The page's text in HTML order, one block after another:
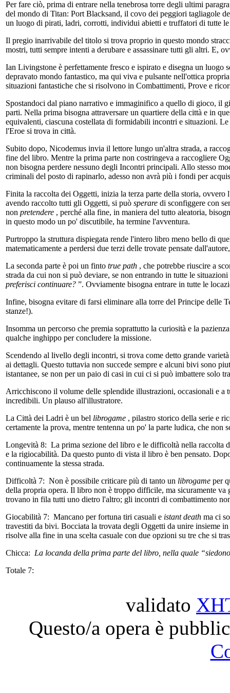
Per fare ciò, prima di entrare nella tenebrosa torre degli ultimi
del mondo di Titan: Port Blacksand, il covo dei peggiori tagliagole
un luogo di pirati, ladri, corrotti, individui abietti e truffatori di tutte
Il pregio inarrivabile del titolo si trova proprio in questo mondo
mostri, tutti sempre intenti a derubare e assassinare tutti gli altri. E,
Ian Livingstone è perfettamente fresco e ispirato e disegna un
depravato mondo fantastico, ma qui viva e pulsante nell'ottica
situazioni fantastiche che si risolvono in Combattimenti, Prove e
Spostandoci dal piano narrativo e immaginifico a quello di gioco, il
parti. Nella prima bisogna attraversare un quartiere della città e in
equivalenti, ciascuna costellata di formidabili incontri e situazioni.
l'Eroe si trova in città.
Subito dopo, Nicodemus invia il lettore lungo un'altra strada, a
fine del libro. Mentre la prima parte non costringeva a raccogliere
non bisogna perdere nessuno degli Incontri principali. Allo stesso
criminali del posto di rapinarlo, adesso non avrà più i fondi per
Finita la raccolta dei Oggetti, inizia la terza parte della storia,
avendo raccolto tutti gli Oggetti, si può sperare di sconfiggere con
non pretendere , perché alla fine, in maniera del tutto aleatoria,
in questo modo un po' discutibile, ha termine l'avventura.
Purtroppo la struttura dispiegata rende l'intero libro meno bello di
matematicamente a perdersi due terzi delle trovate pensate
La seconda parte è poi un finto true path , che potrebbe riuscire a
strada da cui non si può deviare, se non entrando in tutte le
preferisci continuare? ”. Ovviamente bisogna entrare in tutte le
Infine, bisogna evitare di farsi eliminare alla torre del Principe delle
stanze!).
Insomma un percorso che premia soprattutto la curiosità e la
qualche inghippo per concludere la missione.
Scendendo al livello degli incontri, si trova come detto grande
ai dettagli. Questo tuttavia non succede sempre e alcuni bivi sono
istantanee, se non per un paio di casi in cui ci si può imbattere solo
Arricchiscono il volume delle splendide illustrazioni, occasionali e a
incredibili. Un plauso all'illustratore.
La Città dei Ladri è un bel librogame , pilastro storico della serie e
certamente la prova, mentre tentenna un po' la parte ludica, che
Longevità 8: La prima sezione del libro e le difficoltà nella raccolta
e la rigiocabilità. Da questo punto di vista il libro è ben pensato.
continuamente la stessa strada.
Difficoltà 7: Non è possibile criticare più di tanto un librogame per
della propria opera. Il libro non è troppo difficile, ma sicuramente
trovano in fila tutti uno dietro l'altro; gli incontri di combattimento
Giocabilità 7: Mancano per fortuna tiri casuali e istant death ma ci
travestiti da bivi. Bocciata la trovata degli Oggetti da unire insieme
risolve alla fine in una scelta casuale con due opzioni su tre che si
Chicca: La locanda della prima parte del libro, nella quale
Totale 7:
validato
Questo/a opera è